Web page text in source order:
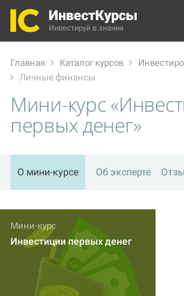
ИнвестКурсы
Инвестируй в знания
Главная Каталог курсов
Личные финансы
Мини-курс
первых денег»
О мини-курсе Об эксперте
Мини-курс
Инвестиции первых денег